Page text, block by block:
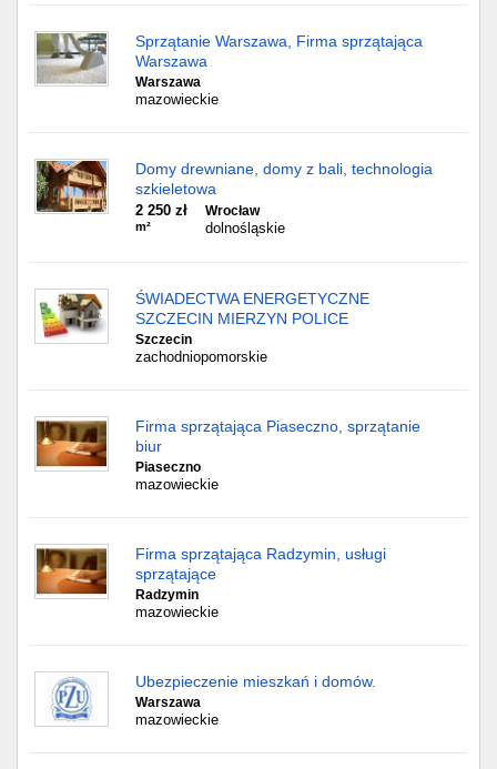
Sprzątanie Warszawa, Firma sprzątająca
Warszawa
Warszawa
mazowieckie
Domy drewniane, domy z bali, technologia
szkieletowa
2 250 zł
m²
Wrocław
dolnośląskie
ŚWIADECTWA ENERGETYCZNE
SZCZECIN MIERZYN POLICE
Szczecin
zachodniopomorskie
Firma sprzątająca Piaseczno, sprzątanie
biur
Piaseczno
mazowieckie
Firma sprzątająca Radzymin, usługi
sprzątające
Radzymin
mazowieckie
Ubezpieczenie mieszkań i domów.
Warszawa
mazowieckie